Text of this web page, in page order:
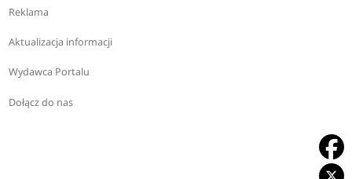
Reklama
Aktualizacja informacji
Wydawca Portalu
Dołącz do nas